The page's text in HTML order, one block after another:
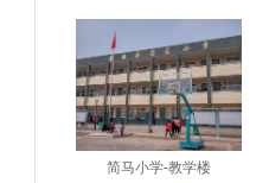
简马小学-教学楼